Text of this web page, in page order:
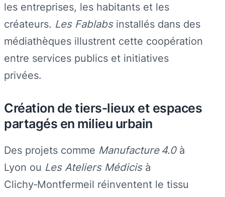
les entreprises, les habitants et les
créateurs. Les Fablabsinstallés dans des
médiathèques illustrent cette coopération
entre services publics et initiatives
privées.
Création de tiers‑lieux et espaces
partagés en milieu urbain
Des projets comme Manufacture 4.0à
Lyon ou Les Ateliers Médicisà
Clichy‑Montfermeil réinventent le tissu